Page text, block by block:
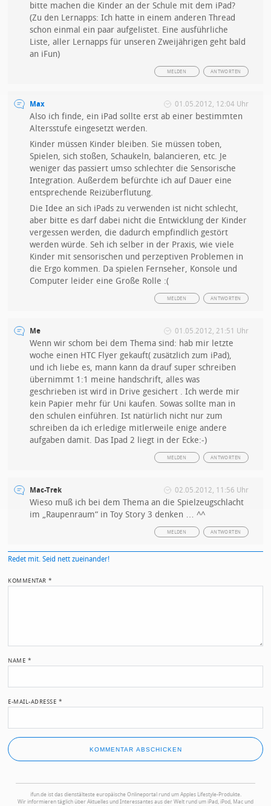
bitte machen die Kinder an der Schule mit dem iPad?
(Zu den Lernapps: Ich hatte in einem anderen Thread
schon einmal ein paar aufgelistet. Eine ausführliche
Liste, aller Lernapps für unseren Zweijährigen geht bald
an iFun)
ANTWORTEN
MELDEN
Max 01.05.2012, 12:04 Uhr
Also ich finde, ein iPad sollte erst ab einer bestimmten
Altersstufe eingesetzt werden.
Kinder müssen Kinder bleiben. Sie müssen toben,
Spielen, sich stoßen, Schaukeln, balancieren, etc. Je
weniger das passiert umso schlechter die Sensorische
Integration. Außerdem befürchte ich auf Dauer eine
entsprechende Reizüberflutung.
Die Idee an sich iPads zu verwenden ist nicht schlecht,
aber bitte es darf dabei nicht die Entwicklung der Kinder
vergessen werden, die dadurch empfindlich gestört
werden würde. Seh ich selber in der Praxis, wie viele
Kinder mit sensorischen und perzeptiven Problemen in
die Ergo kommen. Da spielen Fernseher, Konsole und
Computer leider eine Große Rolle :(
ANTWORTEN
MELDEN
Me 01.05.2012, 21:51 Uhr
Wenn wir schom bei dem Thema sind: hab mir letzte
woche einen HTC Flyer gekauft( zusätzlich zum iPad),
und ich liebe es, mann kann da drauf super schreiben
übernimmt 1:1 meine handschrift, alles was
geschrieben ist wird in Drive gesichert . Ich werde mir
kein Papier mehr für Uni kaufen. Sowas sollte man in
den schulen einführen. Ist natürlich nicht nur zum
schreiben da ich erledige mitlerweile enige andere
aufgaben damit. Das Ipad 2 liegt in der Ecke:-)
ANTWORTEN
MELDEN
Mac-Trek 02.05.2012, 11:56 Uhr
Wieso muß ich bei dem Thema an die Spielzeugschlacht
im „Raupenraum“ in Toy Story 3 denken … ^^
ANTWORTEN
MELDEN
Redet mit. Seid nett zueinander!
KOMMENTAR*
NAME *
E-MAIL-ADRESSE *
ifun.de ist das dienstälteste europäische Onlineportal rund um Apples Lifestyle-Produkte.
Wir informieren täglich über Aktuelles und Interessantes aus der Welt rund um iPad, iPod, Mac und